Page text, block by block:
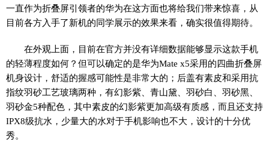
一直作为折叠屏引领者的华为在这方面也将给我们带来惊喜，从
目前各方入手了新机的同学展示的效果来看，确实很值得期待。
在外观上面，目前在官方并没有详细数据能够显示这款手机
的轻薄程度如何？但可以确定的是华为Mate x5采用的四曲折叠屏
机身设计，舒适的握感可能性是非常大的；后盖有素皮和采用抗
指纹羽砂工艺玻璃两种，有幻影紫、青山黛、羽砂白、羽砂黑、
羽砂金5种配色，其中素皮的幻影紫更加高级有质感，而且还支持
IPX8级抗水，少量大的水对于手机影响也不大，设计的十分优
秀。